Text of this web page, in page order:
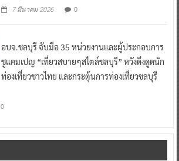
7 มีนาคม 2026 0
อบจ.ชลบุรี จับมือ 35 หน่วยงานและผู้ประกอบการ
ชูแคมเปญ “เที่ยวสบายๆสไตล์ชลบุรี” หวังดึงดูดนัก
ท่องเที่ยวชาวไทย และกระตุ้นการท่องเที่ยวชลบุรี
0